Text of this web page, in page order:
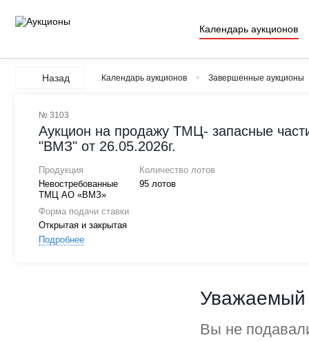
Календарь аукционов
Назад Календарь аукционов Завершенные аукционы
№ 3103
Аукцион на продажу ТМЦ- запасные
"ВМЗ" от 26.05.2026г.
Продукция
Невостребованные
ТМЦ АО «ВМЗ»
Количество лотов
95 лотов
Форма подачи ставки
Открытая и закрытая
Подробнее
Уважаемый
Вы не